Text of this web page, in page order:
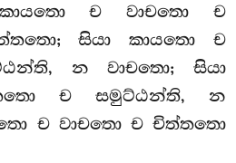
ච වාචතො ච
සියා කායතො ච
න වාචතො; සියා
ච සමුට්ඨන්ති, න
ච වාචතො ච චිත්තතො